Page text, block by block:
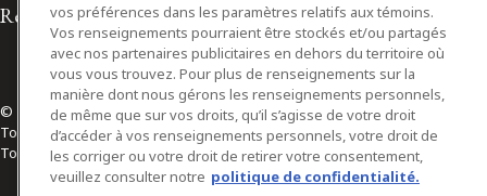
Relations avec les médias
© 2026 Osler, Hoskin & Harcourt S.E.N.C.R.L./s.r.l.
Tous droits réservés
Toronto | Montréal | Calgary | Vancouver | Ottawa | New York
vos préférences dans les paramètres relatifs aux témoins.
Vos renseignements pourraient être stockés et/ou partagés
avec nos partenaires publicitaires en dehors du territoire où
vous vous trouvez. Pour plus de renseignements sur la
manière dont nous gérons les renseignements personnels,
de même que sur vos droits, qu’il s’agisse de votre droit
d’accéder à vos renseignements personnels, votre droit de
les corriger ou votre droit de retirer votre consentement,
veuillez consulter notre politique de confidentialité.